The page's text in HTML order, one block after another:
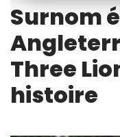
Surnom
Three
histoire